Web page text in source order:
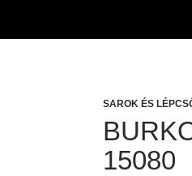
SAROK ÉS
15080